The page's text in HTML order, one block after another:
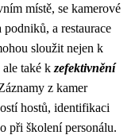
místě, se kamerové
a restaurace
sloužit nejen k
také k zefektivnění
z kamer
hostů, identifikaci
při školení personálu.